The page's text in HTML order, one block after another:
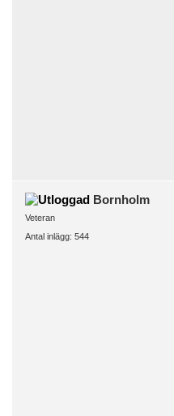
Bornholm
Veteran
Antal inlägg: 544